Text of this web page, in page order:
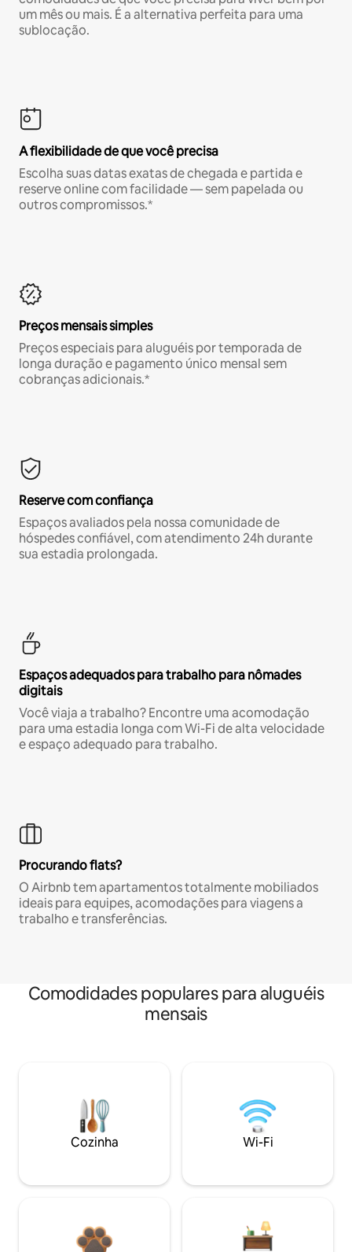
um mês ou mais. É a alternativa perfeita para uma
sublocação.
A flexibilidade de que você precisa
Escolha suas datas exatas de chegada e partida e
reserve online com facilidade — sem papelada ou
outros compromissos.*
Preços mensais simples
Preços especiais para aluguéis por temporada de
longa duração e pagamento único mensal sem
cobranças adicionais.*
Reserve com confiança
Espaços avaliados pela nossa comunidade de
hóspedes confiável, com atendimento 24h durante
sua estadia prolongada.
Espaços adequados para trabalho para nômades
digitais
Você viaja a trabalho? Encontre uma acomodação
para uma estadia longa com Wi-Fi de alta velocidade
e espaço adequado para trabalho.
Procurando flats?
O Airbnb tem apartamentos totalmente mobiliados
ideais para equipes, acomodações para viagens a
trabalho e transferências.
Comodidades populares para aluguéis
mensais
Cozinha Wi-Fi